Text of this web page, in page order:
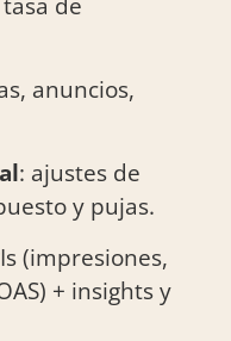
anuncios,
: ajustes de
y pujas.
(impresiones,
+ insights y